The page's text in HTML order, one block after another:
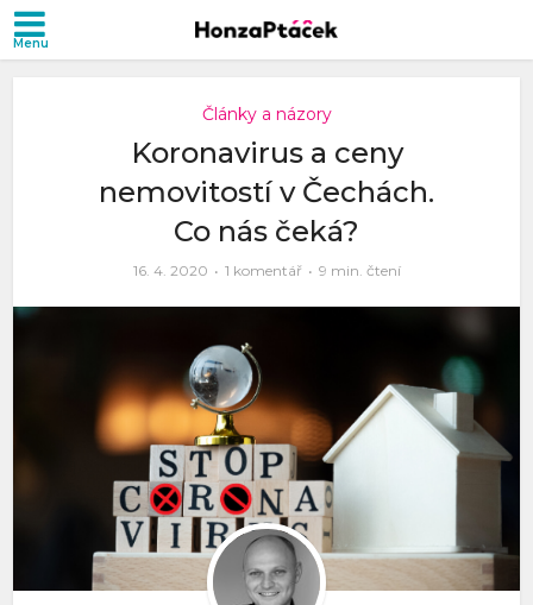
Články a názory
Koronavirus a ceny
nemovitostí v Čechách.
Co nás čeká?
16. 4. 2020 1 komentář 9 min. čtení